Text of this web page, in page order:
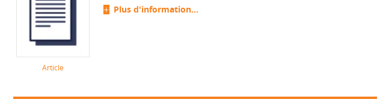
Article
Plus d'information...